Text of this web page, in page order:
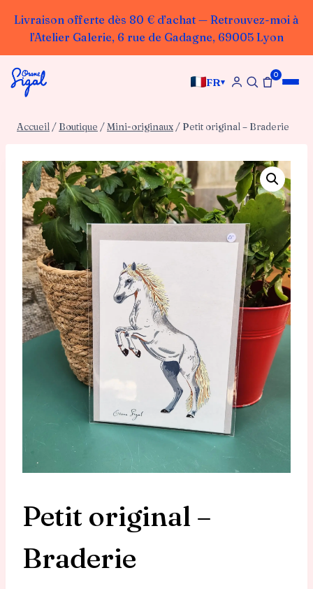
Livraison offerte dès 80 € d’achat — Retrouvez-moi à
l’Atelier Galerie, 6 rue de Gadagne, 69005 Lyon
contenu
FR▾
0
Accueil / Boutique / Mini-originaux / Petit original – Braderie
Petit original –
Braderie